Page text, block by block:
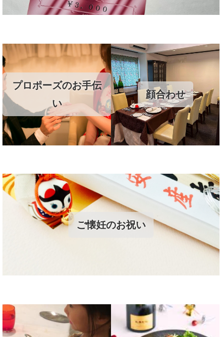
プロポーズのお手伝
い
顔合わせ
ご懐妊のお祝い